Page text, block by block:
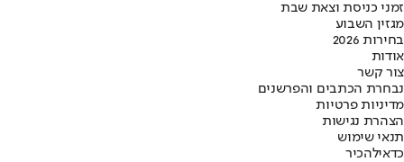
זמני כניסת וצאת שבת
מגזין השבוע
בחירות 2026
אודות
צור קשר
נבחרת הכתבים והפרשנים
מדיניות פרטיות
הצהרת נגישות
תנאי שימוש
כדאילהכיר